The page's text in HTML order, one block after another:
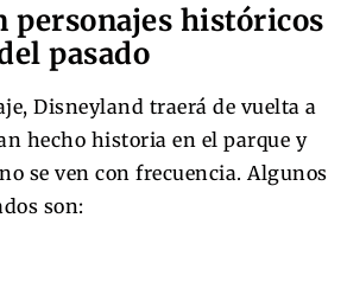
personajes históricos
pasado
Disneyland traerá de vuelta a
hecho historia en el parque y
se ven con frecuencia. Algunos
son: